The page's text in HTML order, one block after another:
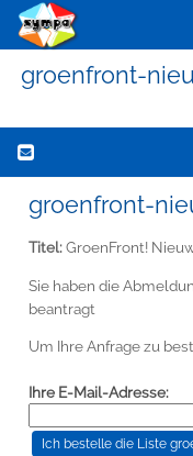
groenfront-
groenfront-
Titel:GroenFront!
Sie haben die
beantragt
Um Ihre Anfrage zu
Ihre E-Mail-Adresse: